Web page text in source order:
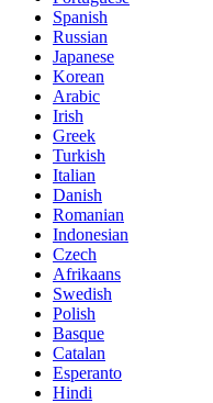
Spanish
Russian
Japanese
Korean
Arabic
Irish
Greek
Turkish
Italian
Danish
Romanian
Indonesian
Czech
Afrikaans
Swedish
Polish
Basque
Catalan
Esperanto
Hindi